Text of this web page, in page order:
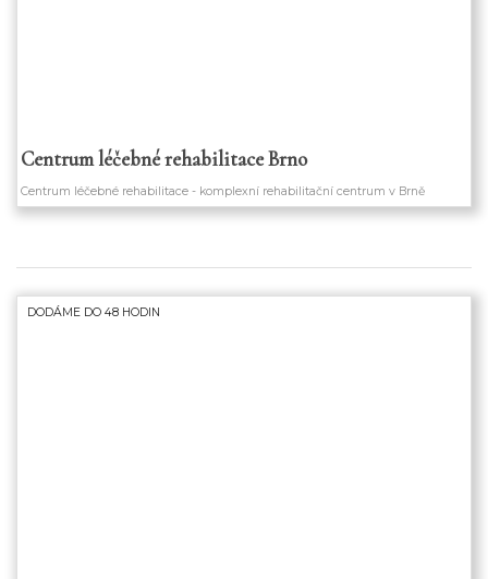
Centrum léčebné rehabilitace Brno
Centrum léčebné rehabilitace - komplexní rehabilitační centrum v Brně
DODÁME DO 48 HODIN